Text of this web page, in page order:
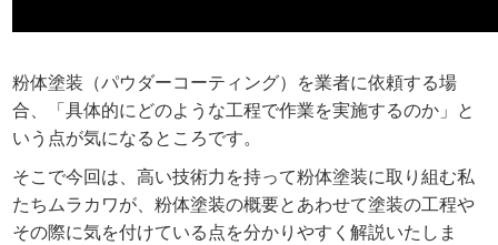
粉体塗装（パウダーコーティング）を業者に依頼する場
合、「具体的にどのような工程で作業を実施するのか」と
いう点が気になるところです。
そこで今回は、高い技術力を持って粉体塗装に取り組む私
たちムラカワが、粉体塗装の概要とあわせて塗装の工程や
その際に気を付けている点を分かりやすく解説いたしま